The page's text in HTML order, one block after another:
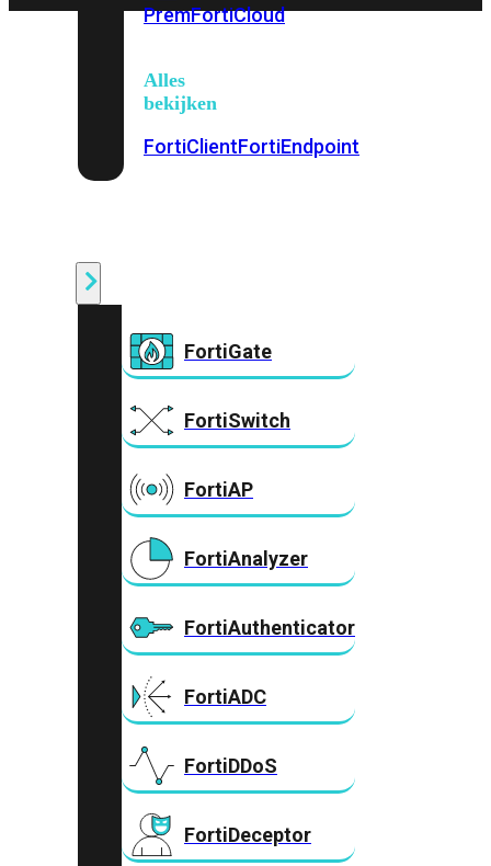
PremFortiCloud
Alles
bekijken
FortiClientFortiEndpoint
FortiGate
FortiSwitch
FortiAP
FortiAnalyzer
FortiAuthenticator
FortiADC
FortiDDoS
FortiDeceptor